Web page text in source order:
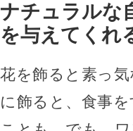
ナチュラルな
を与えてくれ
花を飾ると素っ
に飾ると、食事